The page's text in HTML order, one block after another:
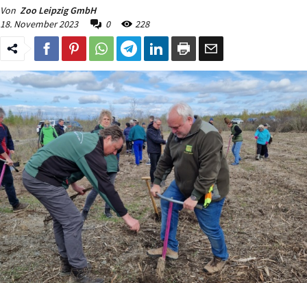
Von Zoo Leipzig GmbH
18. November 2023
0 228